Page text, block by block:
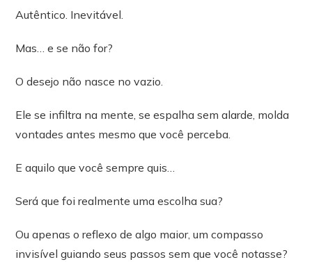
Autêntico. Inevitável.
Mas… e se não for?
O desejo não nasce no vazio.
Ele se infiltra na mente, se espalha sem alarde, molda
vontades antes mesmo que você perceba.
E aquilo que você sempre quis…
Será que foi realmente uma escolha sua?
Ou apenas o reflexo de algo maior, um compasso
invisível guiando seus passos sem que você notasse?